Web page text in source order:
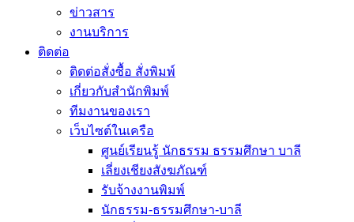
ข่าวสาร
งานบริการ
ติดต่อ
ติดต่อสั่งซื้อ สั่งพิมพ์
เกี่ยวกับสำนักพิมพ์
ทีมงานของเรา
เว็บไซต์ในเครือ
ศูนย์เรียนรู้ นักธรรม ธรรมศึกษา บาลี
เลี่ยงเชียงสังฆภัณฑ์
รับจ้างงานพิมพ์
นักธรรม-ธรรมศึกษา-บาลี